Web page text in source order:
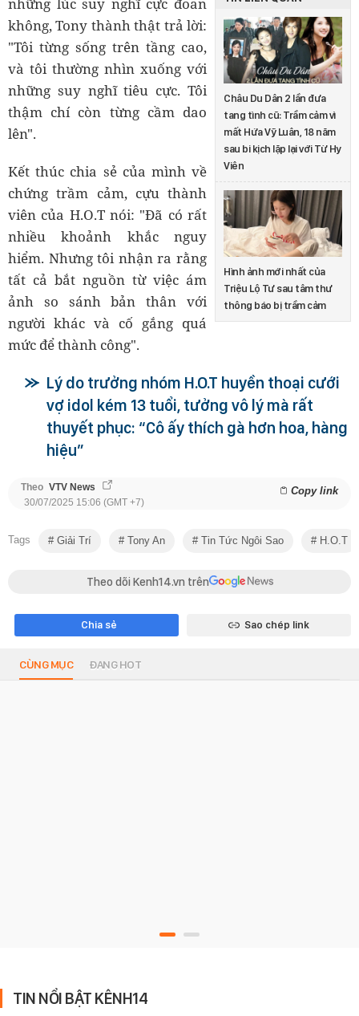
Châu Du Dân 2 lần đưa
tang tình cũ: Trầm cảm vì
mất Hứa Vỹ Luân, 18 năm
sau bi kịch lặp lại với Từ Hy
Viên
Hình ảnh mới nhất của
Triệu Lộ Tư sau tâm thư
thông báo bị trầm cảm
không, Tony thành thật trả lời:
"Tôi từng sống trên tầng cao,
và tôi thường nhìn xuống với
những suy nghĩ tiêu cực. Tôi
thậm chí còn từng cầm dao
lên".
Kết thúc chia sẻ của mình về
chứng trầm cảm, cựu thành
viên của H.O.T nói: "Đã có rất
nhiều khoảnh khắc nguy
hiểm. Nhưng tôi nhận ra rằng
tất cả bắt nguồn từ việc ám
ảnh so sánh bản thân với
người khác và cố gắng quá
mức để thành công".
Lý do trưởng nhóm H.O.T huyền thoại cưới
vợ idol kém 13 tuổi, tưởng vô lý mà rất
thuyết phục: “Cô ấy thích gà hơn hoa, hàng
hiệu”
Theo VTV News Copy link
30/07/2025 15:06 (GMT +7)
Tags Giải Trí Tony An Tin Tức Ngôi Sao H.O.T
Theo dõi Kenh14.vn trên
Chia sẻ Sao chép link
CÙNG MỤC ĐANG HOT
TIN NỔI BẬT KÊNH14